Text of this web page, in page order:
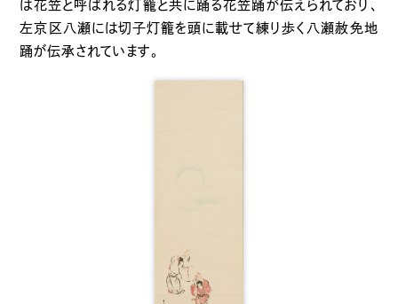
は花笠と呼ばれる灯籠と共に踊る花笠踊が伝えられており、
左京区八瀬には切子灯籠を頭に載せて練り歩く八瀬赦免地
踊が伝承されています。